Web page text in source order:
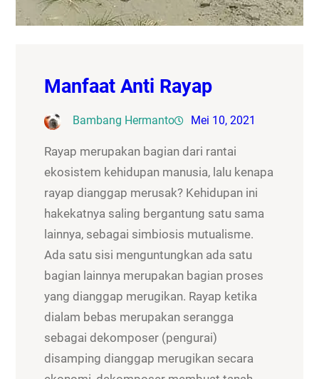
Manfaat Anti Rayap
Bambang Hermanto Mei 10, 2021
Rayap merupakan bagian dari rantai
ekosistem kehidupan manusia, lalu kenapa
rayap dianggap merusak? Kehidupan ini
hakekatnya saling bergantung satu sama
lainnya, sebagai simbiosis mutualisme.
Ada satu sisi menguntungkan ada satu
bagian lainnya merupakan bagian proses
yang dianggap merugikan. Rayap ketika
dialam bebas merupakan serangga
sebagai dekomposer (pengurai)
disamping dianggap merugikan secara